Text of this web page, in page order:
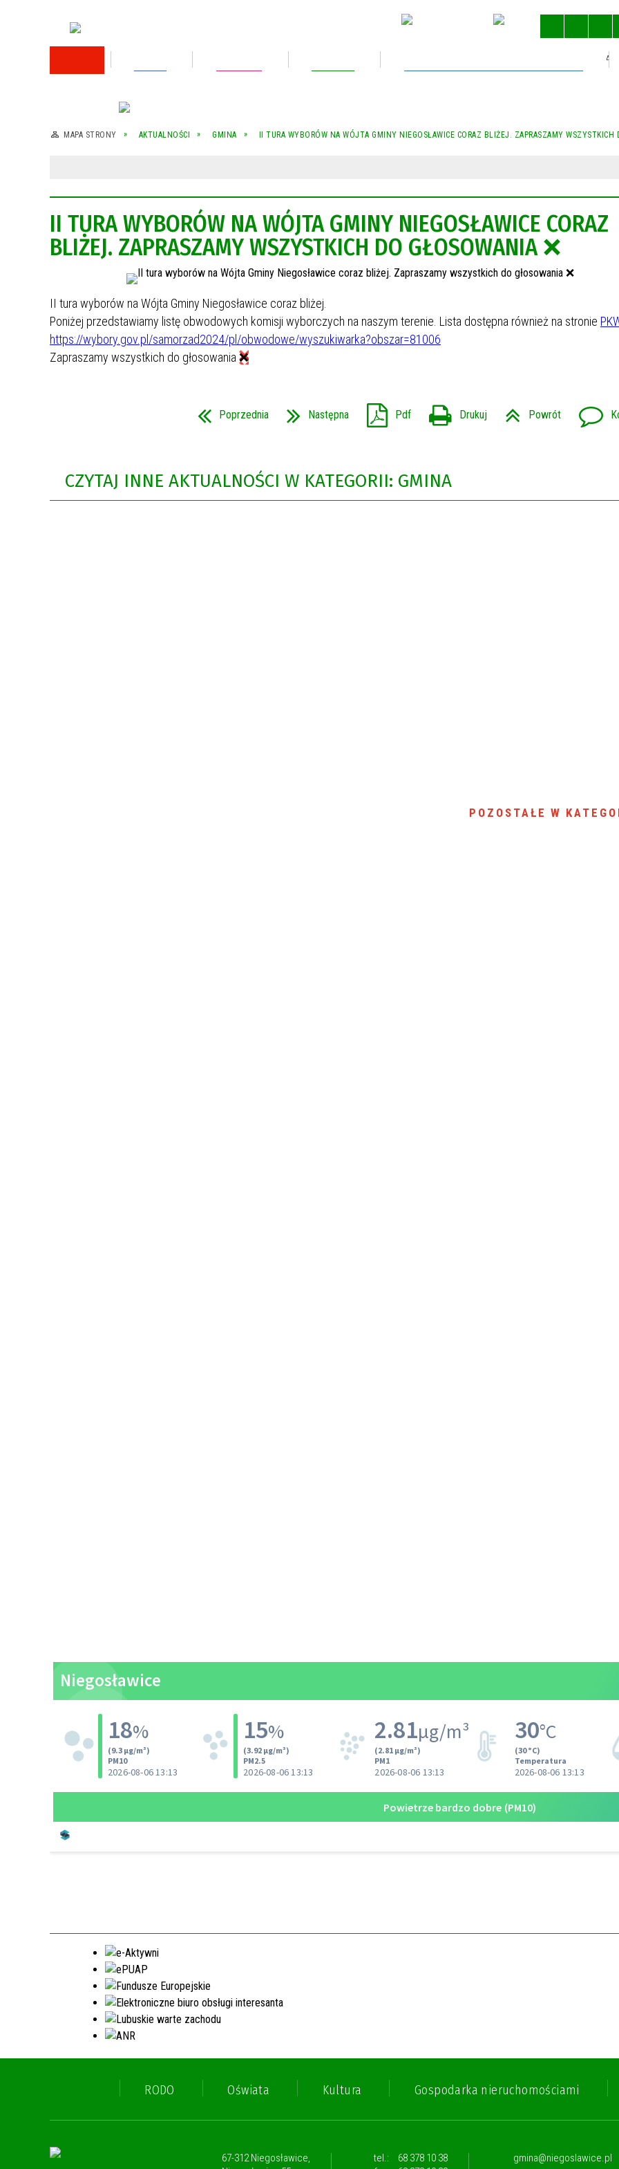
STRONA
Rok 2025
Wykaz nieruchomości przeznaczonej do
sprzedaży
Wykaz nieruchomości przeznaczonej do
Rok 2022
Rok 2021
Rok 2020
MAPA STRONY AKTUALNOŚCI GMINA II TURA WYBORÓW NA WÓJTA GMINY NIEGOSŁAWICE CORAZ BLIŻEJ. ZAPRASZAMY WSZYSTKICH
II TURA WYBORÓW NA WÓJTA GMINY NIEGOSŁAWICE CORAZ
BLIŻEJ. ZAPRASZAMY WSZYSTKICH DO GŁOSOWANIA ❌
II tura wyborów na Wójta Gminy Niegosławice coraz bliżej.
Poniżej przedstawiamy listę obwodowych komisji wyborczych na naszym terenie. Lista dostępna również na stronie
https://wybory.gov.pl/samorzad2024/pl/obwodowe/wyszukiwarka?obszar=81006
Zapraszamy wszystkich do głosowania ❌
Poprzednia Następna Pdf Drukuj Powrót
CZYTAJ INNE AKTUALNOŚCI W KATEGORII: GMINA
POZOSTAŁE W
RODO Oświata Kultura Gospodarka nieruchomościami
67-312 Niegosławice,
tel.:
68 378 10 38
gmina@niegoslawice.pl